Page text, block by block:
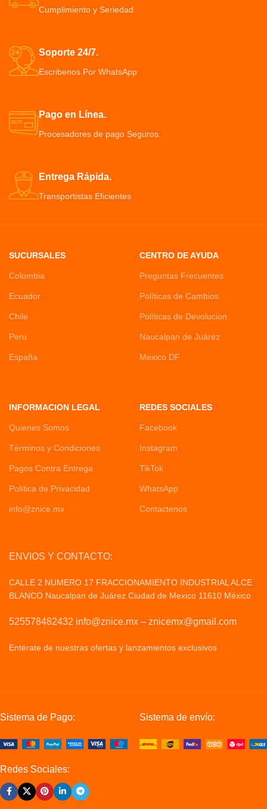
Cumplimiento y Seriedad
Soporte 24/7.
Escribenos Por WhatsApp
Pago en Línea.
Procesadores de pago Seguros.
Entrega Rápida.
Transportistas Eficientes
SUCURSALES
Colombia
Ecuador
Chile
Peru
España
CENTRO DE AYUDA
Preguntas Frecuentes
Políticas de Cambios
Políticas de Devolucion
Naucalpan de Juárez
Mexico DF
INFORMACION LEGAL
Quienes Somos
Términos y Condiciones
Pagos Contra Entrega
Política de Privacidad
info@znice.mx
REDES SOCIALES
Facebook
Instagram
TikTok
WhatsApp
Contactenos
ENVIOS Y CONTACTO:
CALLE 2 NUMERO 17 FRACCIONAMIENTO INDUSTRIAL ALCE
BLANCO Naucalpan de Juárez Ciudad de Mexico 11610 México
525578482432 info@znice.mx – znicemx@gmail.com
Entérate de nuestras ofertas y lanzamientos exclusivos
Sistema de Pago: Sistema de envío:
Redes Sociales: